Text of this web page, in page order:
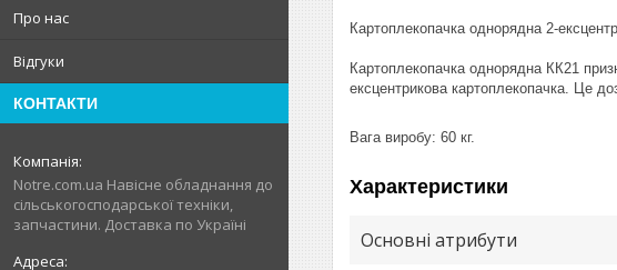
Про нас
Відгуки
КОНТАКТИ
Notre.com.ua Навісне обладнання до
сільськогосподарської техніки,
запчастини. Доставка по Україні
Картоплекопачка однорядна 2-
Картоплекопачка однорядна КК21
ексцентрикова картоплекопачка. Це
Вага виробу: 60 кг.
Характеристики
Основні атрибути